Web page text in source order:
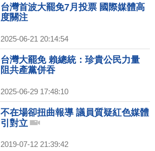
台灣首波大罷免7月投票 國際媒體高
度關注
2025-06-21 20:14:54
台灣大罷免 賴總統：珍貴公民力量
阻共產黨併吞
2025-06-29 17:48:10
不在場卻扭曲報導 議員質疑紅色媒體
引對立
2019-07-12 21:39:42